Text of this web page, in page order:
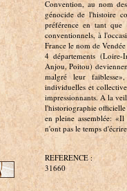
Convention, au nom
génocide de l'histoire
préférence en tant que
conventionnels, à
France le nom de
4 départements (Loire-
Anjou, Poitou)
malgré leur
individuelles et
impressionnants. A la
l'historiographie
en pleine assemblée:
n'ont pas le temps
REFERENCE :
31660